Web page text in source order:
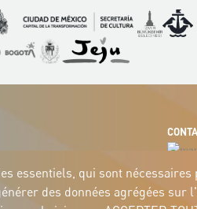
ImageImage
Image ImageImage
essentiels, qui sont
des données agrégées sur